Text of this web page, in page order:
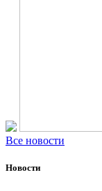
Все новости
Новости